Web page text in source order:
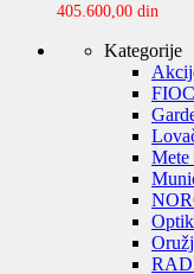
405.600,00 din
Kategorije
Mete